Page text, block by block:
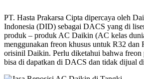
PT. Hasta Prakarsa Cipta dipercaya oleh
Indonesia (DID) sebagai DACS yang di
produk – produk AC Daikin (AC kelas
menggunakan freon khusus untuk R32 dan
orisinil Daikin. Perlu diketahui bahwa
bisa di dapatkan di DACS dan tidak dijual